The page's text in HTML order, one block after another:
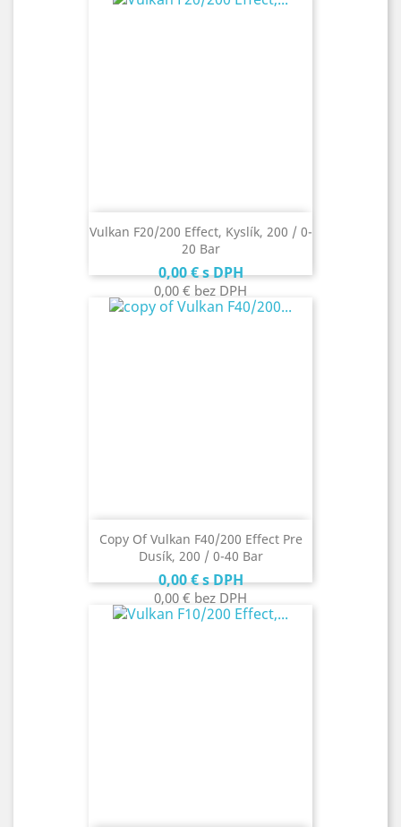
Vulkan F20/200 Effect, Kyslík, 200 / 0-
20 Bar
Cena
0,00 €s DPH
0,00 € bez DPH
Copy Of Vulkan F40/200 Effect Pre
Dusík, 200 / 0-40 Bar
Cena
0,00 €s DPH
0,00 € bez DPH